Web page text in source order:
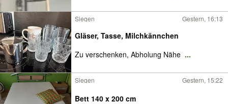
Siegen Gestern, 16:13
Gläser, Tasse, Milchkännchen
Zu verschenken, Abholung Nähe ...
Siegen Gestern, 15:22
Bett 140 x 200 cm